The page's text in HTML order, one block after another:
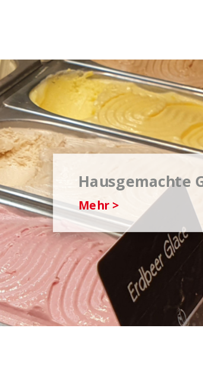
Hausgemachte
Mehr >